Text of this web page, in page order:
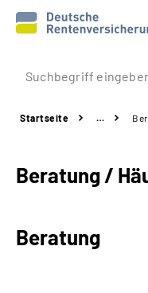
Prävention
Rente
Startseite …
Beratung /
Beratung